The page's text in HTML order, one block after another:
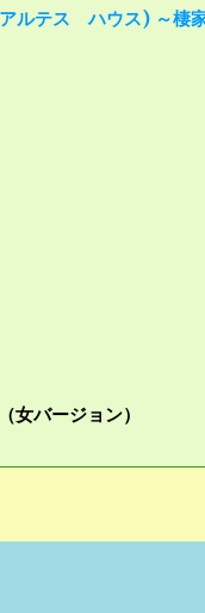
テス ハウス) ～棲
バージョン）